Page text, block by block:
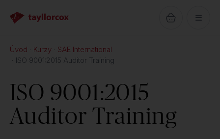
Úvod Kurzy
SAE International
ISO 9001:2015 Auditor Training
ISO 9001:2015
Auditor Training